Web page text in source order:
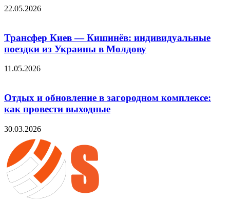
22.05.2026
Трансфер Киев — Кишинёв: индивидуальные
поездки из Украины в Молдову
11.05.2026
Отдых и обновление в загородном комплексе:
как провести выходные
30.03.2026